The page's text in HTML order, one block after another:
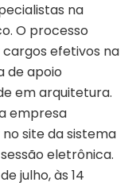
na
O processo
efetivos na
de apoio
em arquitetura.
empresa
site da sistema
eletrônica.
julho, às 14